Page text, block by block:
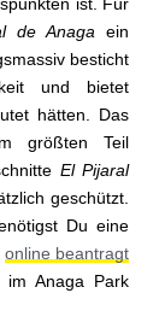
de Anaga ein
besticht
und bietet
hätten. Das
größten Teil
El Pijaral
geschützt.
Du eine
online beantragt
im Anaga Park